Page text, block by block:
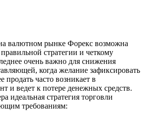
валютном рынке Форекс возможна
стратегии и четкому
очень важно для снижения
когда желание зафиксировать
продать часто возникает в
и ведет к потере денежных средств.
идеальная стратегия торговли
требованиям: